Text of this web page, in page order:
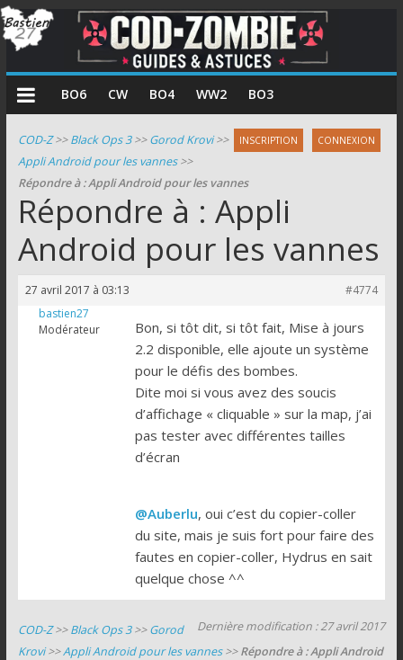
COD
Zombie
Guides
et
astuces
pour
le
zombie
BO6 CW BO4 WW2 BO3
INSCRIPTION CONNEXION
COD-Z>>Black Ops 3>>Gorod Krovi>>
Appli Android pour les vannes>>
Répondre à : Appli Android pour les vannes
Répondre à : Appli
Android pour les vannes
27 avril 2017 à 03:13
#4774
bastien27
Modérateur
Bon, si tôt dit, si tôt fait, Mise à jours
2.2 disponible, elle ajoute un système
pour le défis des bombes.
Dite moi si vous avez des soucis
d’affichage « cliquable » sur la map, j’ai
pas tester avec différentes tailles
d’écran
@Auberlu, oui c’est du copier-coller
du site, mais je suis fort pour faire des
fautes en copier-coller, Hydrus en sait
quelque chose ^^
Dernière modification : 27 avril 2017
COD-Z>>Black Ops 3>>Gorod
Krovi>>Appli Android pour les vannes>>Répondre à : Appli Android